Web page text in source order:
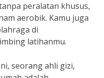
peralatan khusus,
aerobik. Kamu juga
di
latihanmu.
seorang ahli gizi,